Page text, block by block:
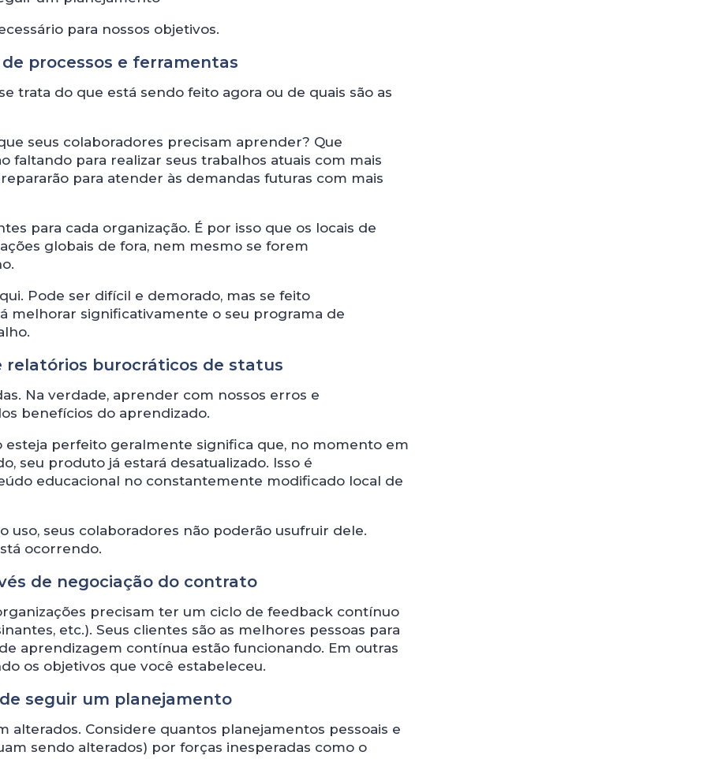
para nossos objetivos.
processos e ferramentas
trata do que está sendo feito agora ou de quais são as
seus colaboradores precisam aprender? Que
faltando para realizar seus trabalhos atuais com mais
para atender às demandas futuras com mais
para cada organização. É por isso que os locais de
globais de fora, nem mesmo se forem
Pode ser difícil e demorado, mas se feito
melhorar significativamente o seu programa de
relatórios burocráticos de status
Na verdade, aprender com nossos erros e
benefícios do aprendizado.
perfeito geralmente significa que, no momento em
seu produto já estará desatualizado. Isso é
educacional no constantemente modificado local de
uso, seus colaboradores não poderão usufruir dele.
ocorrendo.
de negociação do contrato
precisam ter um ciclo de feedback contínuo
etc.). Seus clientes são as melhores pessoas para
aprendizagem contínua estão funcionando. Em outras
os objetivos que você estabeleceu.
seguir um planejamento
alterados. Considere quantos planejamentos pessoais e
sendo alterados) por forças inesperadas como o